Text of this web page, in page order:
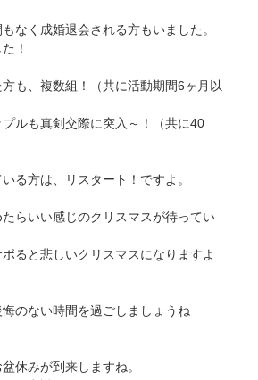
なく成婚退会される方もいました。
！
も、複数組！（共に活動期間6ヶ月以
ルも真剣交際に突入～！（共に40
る方は、リスタート！ですよ。
らいい感じのクリスマスが待ってい
ると悲しいクリスマスになりますよ
悔のない時間を過ごしましょうね
休みが到来しますね。